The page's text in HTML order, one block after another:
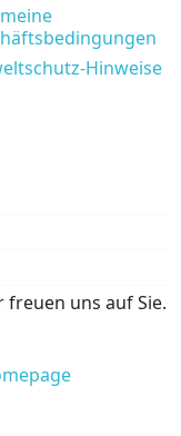
Hinweise
freuen uns auf Sie.